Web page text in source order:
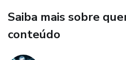
possibilidades pedagógicas e
de quem aprende — promovendo
Saiba mais sobre
conteúdo